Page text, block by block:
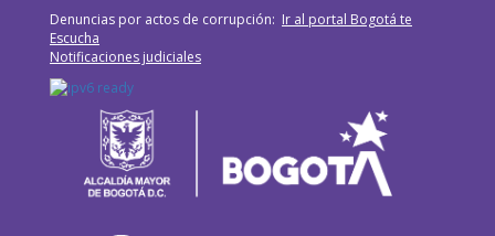
Denuncias por actos de corrupción: Ir al portal Bogotá te
Escucha
Notificaciones judiciales